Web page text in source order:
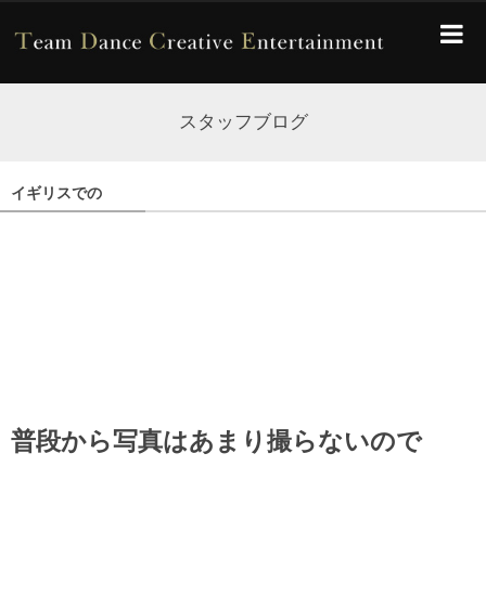
スタッフブログ
イギリスでの
普段から写真はあまり撮らないので